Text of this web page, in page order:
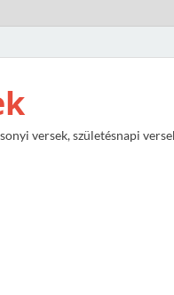
versek, születésnapi